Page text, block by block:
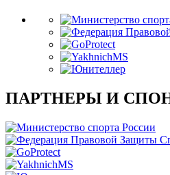
ПАРТНЕРЫ И